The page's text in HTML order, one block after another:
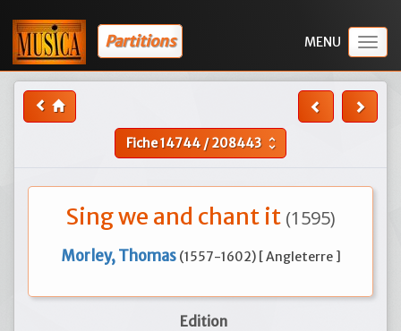
Partitions
Fiche14744/208443 unfold_more
Sing we and chant it (1595)
Morley, Thomas (1557-1602) [ Angleterre ]
Edition